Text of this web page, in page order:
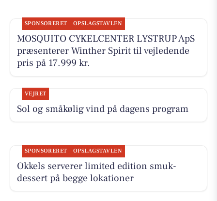
SPONSORERET OPSLAGSTAVLEN
MOSQUITO CYKELCENTER LYSTRUP ApS
præsenterer Winther Spirit til vejledende
pris på 17.999 kr.
VEJRET
Sol og småkølig vind på dagens program
SPONSORERET OPSLAGSTAVLEN
Okkels serverer limited edition smuk-
dessert på begge lokationer